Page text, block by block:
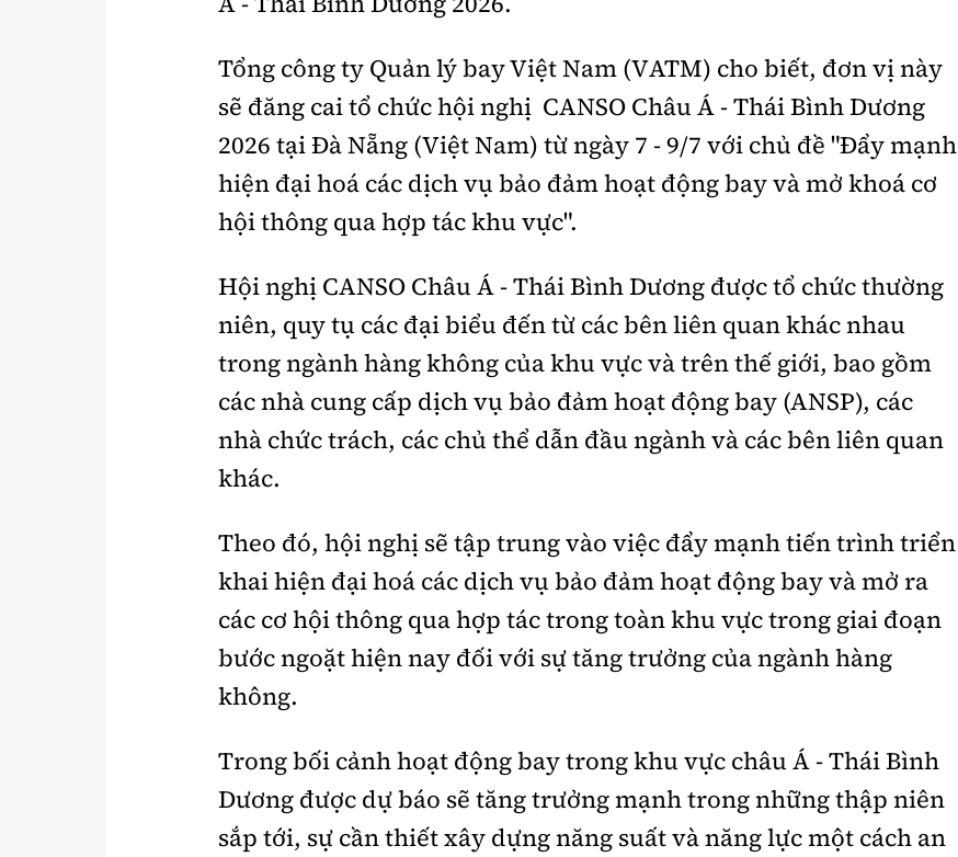
Tổng công ty Quản lý bay Việt Nam (VATM) cho biết, đơn vị này
sẽ đăng cai tổ chức hội nghị CANSO Châu Á - Thái Bình Dương
2026 tại Đà Nẵng (Việt Nam) từ ngày 7 - 9/7 với chủ đề "Đẩy mạnh
hiện đại hoá các dịch vụ bảo đảm hoạt động bay và mở khoá cơ
hội thông qua hợp tác khu vực".
Hội nghị CANSO Châu Á - Thái Bình Dương được tổ chức thường
niên, quy tụ các đại biểu đến từ các bên liên quan khác nhau
trong ngành hàng không của khu vực và trên thế giới, bao gồm
các nhà cung cấp dịch vụ bảo đảm hoạt động bay (ANSP), các
nhà chức trách, các chủ thể dẫn đầu ngành và các bên liên quan
khác.
Theo đó, hội nghị sẽ tập trung vào việc đẩy mạnh tiến trình triển
khai hiện đại hoá các dịch vụ bảo đảm hoạt động bay và mở ra
các cơ hội thông qua hợp tác trong toàn khu vực trong giai đoạn
bước ngoặt hiện nay đối với sự tăng trưởng của ngành hàng
không.
Trong bối cảnh hoạt động bay trong khu vực châu Á - Thái Bình
Dương được dự báo sẽ tăng trưởng mạnh trong những thập niên
sắp tới, sự cần thiết xây dựng năng suất và năng lực một cách an